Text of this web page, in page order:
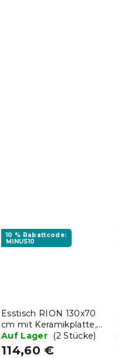
10 % Rabattcode:
MINUS10
Esstisch RION 130x70
cm mit Keramikplatte,
schwarzer Marmor
Auf Lager (2 Stücke)
114,60 €